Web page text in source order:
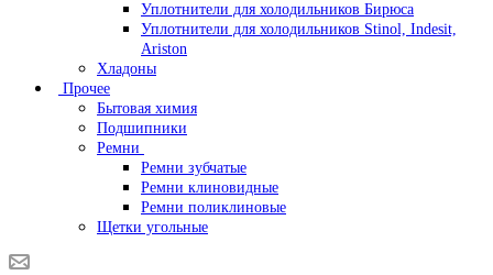
Уплотнители для холодильников Бирюса
Уплотнители для холодильников Stinol, Indesit,
Ariston
Хладоны
Прочее
Бытовая химия
Подшипники
Ремни
Ремни зубчатые
Ремни клиновидные
Ремни поликлиновые
Щетки угольные